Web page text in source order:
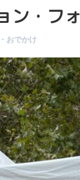
ン・フ
おでかけ